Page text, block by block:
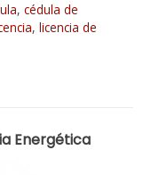
, cédula de
, licencia de
Energética